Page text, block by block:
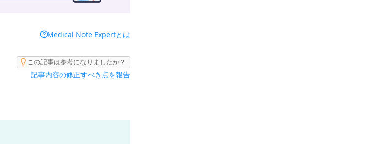
Medical Note Expertとは
この記事は参考になりましたか？
記事内容の修正すべき点を報告